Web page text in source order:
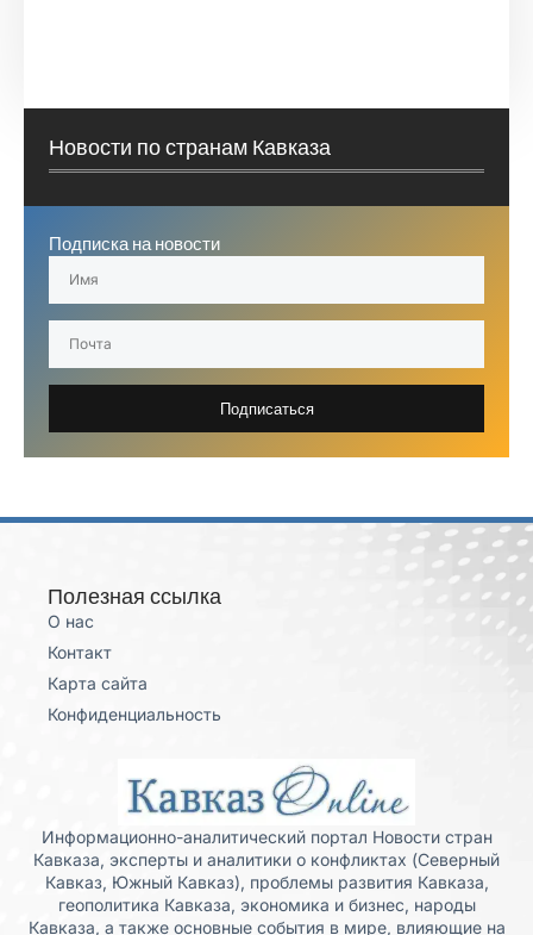
Новости по странам Кавказа
Подписка на новости
Подписаться
Полезная ссылка
О нас
Контакт
Карта сайта
Конфиденциальность
Информационно-аналитический портал Новости стран
Кавказа, эксперты и аналитики о конфликтах (Северный
Кавказ, Южный Кавказ), проблемы развития Кавказа,
геополитика Кавказа, экономика и бизнес, народы
Кавказа, а также основные события в мире, влияющие на